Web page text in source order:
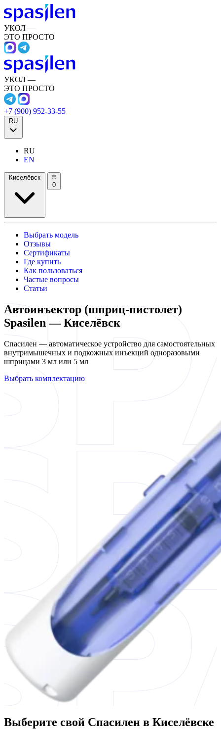
УКОЛ —
ЭТО ПРОСТО
УКОЛ —
ЭТО ПРОСТО
+7 (900) 952-33-55
RU
RU
EN
Киселёвск
0
Выбрать модель
Отзывы
Сертификаты
Где купить
Как пользоваться
Частые вопросы
Статьи
Автоинъектор (шприц-пистолет)
Spasilen — Киселёвск
Спасилен — автоматическое устройство для самостоятельных
внутримышечных и подкожных инъекций одноразовыми
шприцами 3 мл или 5 мл
Выбрать комплектацию
Выберите свой Спасилен в Киселёвске